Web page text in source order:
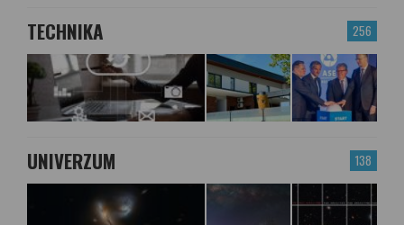
256
TECHNIKA
138
UNIVERZUM